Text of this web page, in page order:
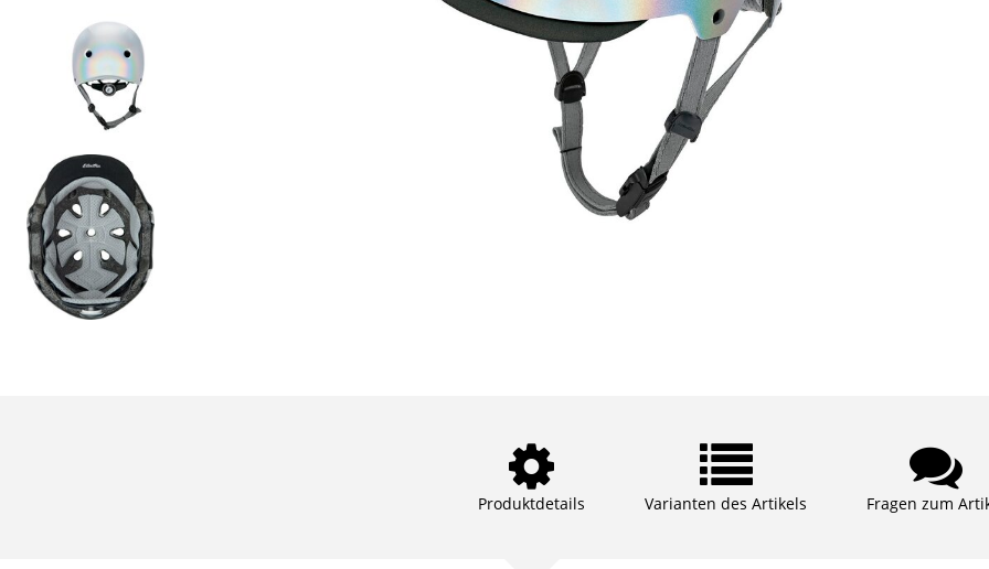
Produktdetails Varianten des Artikels Fragen zum